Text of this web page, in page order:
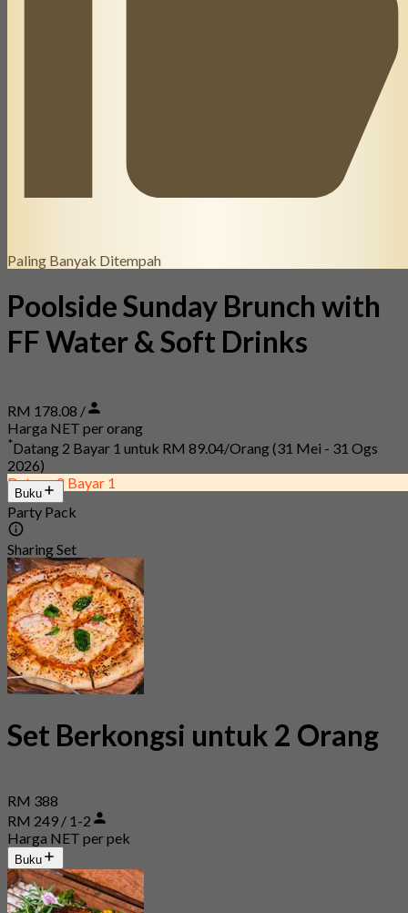
Paling Banyak Ditempah
Poolside Sunday Brunch with
FF Water & Soft Drinks
RM 178.08 /
Harga NET per orang
*Datang 2 Bayar 1 untuk RM 89.04/Orang(31 Mei - 31 Ogs
2026)
Datang 2 Bayar 1
Buku
Party Pack
Sharing Set
Set Berkongsi untuk 2 Orang
RM 388
RM 249 / 1-2
Harga NET per pek
Buku